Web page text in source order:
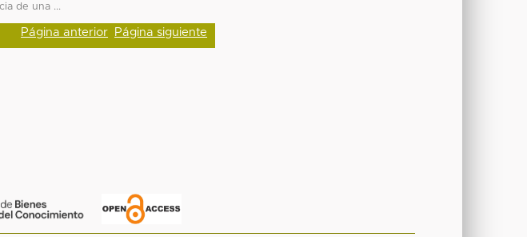
de una ...
Página anterior Página siguiente